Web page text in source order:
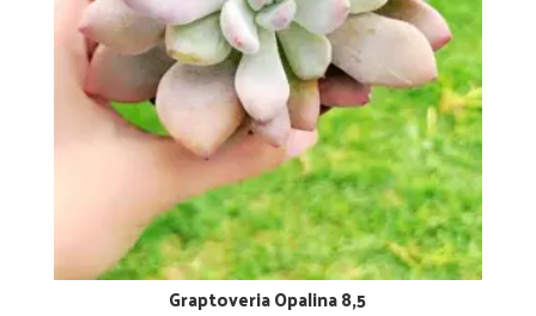
Graptoveria Opalina 8,5